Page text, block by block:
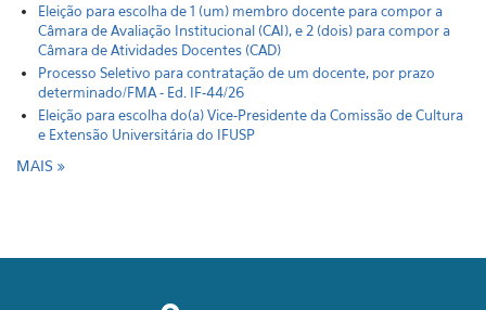
Eleição para escolha de 1 (um) membro docente para compor a
Câmara de Avaliação Institucional (CAI), e 2 (dois) para compor a
Câmara de Atividades Docentes (CAD)
Processo Seletivo para contratação de um docente, por prazo
determinado/FMA - Ed. IF-44/26
Eleição para escolha do(a) Vice-Presidente da Comissão de Cultura
e Extensão Universitária do IFUSP
MAIS